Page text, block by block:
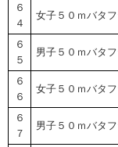
６
４
女子５０ｍバタ
６
５
男子５０ｍバタ
６
６
女子５０ｍバタ
６
７
男子５０ｍバタ